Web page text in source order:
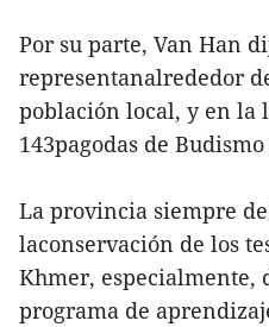
Por su parte, Van Han
representanalrededor
población local, y en la
143pagodas de
La provincia siempre
laconservación de los
Khmer, especialmente,
programa de